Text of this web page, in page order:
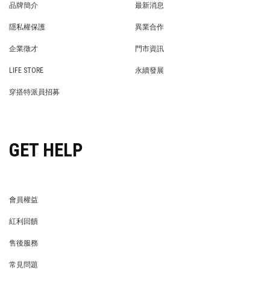
品牌簡介
最新消息
隱私權保護
異業合作
企業徵才
門市資訊
LIFE STORE
永續發展
穿搭特派員招募
GET HELP
會員權益
紅利回饋
售後服務
常見問題